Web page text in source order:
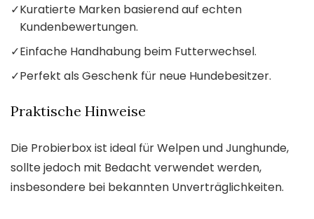
✓Kuratierte Marken basierend auf echten
Kundenbewertungen.
✓Einfache Handhabung beim Futterwechsel.
✓Perfekt als Geschenk für neue Hundebesitzer.
Praktische Hinweise
Die Probierbox ist ideal für Welpen und Junghunde,
sollte jedoch mit Bedacht verwendet werden,
insbesondere bei bekannten Unverträglichkeiten.